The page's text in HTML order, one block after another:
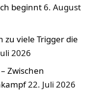
beginnt 6. August
zu viele Trigger die
2026
Zwischen
22. Juli 2026